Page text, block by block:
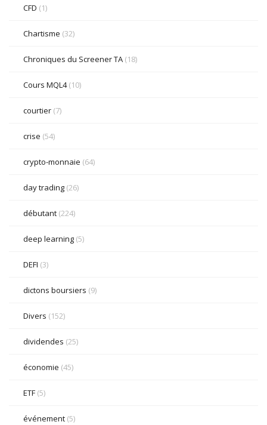
CFD (1)
Chartisme (32)
Chroniques du Screener TA (18)
Cours MQL4(10)
courtier (7)
crise (54)
crypto-monnaie (64)
day trading (26)
débutant (224)
deep learning (5)
DEFI (3)
dictons boursiers (9)
Divers (152)
dividendes (25)
économie (45)
ETF (5)
événement (5)